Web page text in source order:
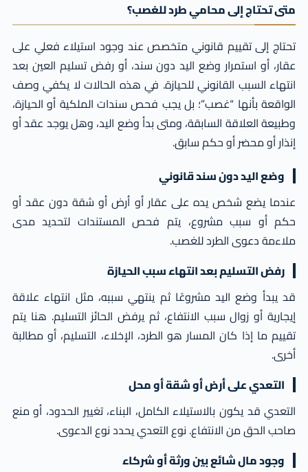
متى تحتاج إلى محامي طرد للغصب؟
تحتاج إلى تقييم قانوني متخصص عند وجود استيلاء فعلي على
عقار، أو استمرار وضع اليد دون سند، أو رفض تسليم العين بعد
انتهاء السبب القانوني للحيازة. في هذه الحالات لا يكفي وصف
الواقعة بأنها “غصب”؛ بل يجب فحص سندات الملكية أو الحيازة،
وطبيعة العلاقة السابقة، ومتى بدأ وضع اليد، وهل يوجد عقد أو
إنذار أو محضر أو حكم سابق.
وضع اليد دون سند قانوني
عندما يضع شخص يده على عقار أو أرض أو شقة دون عقد أو
حكم أو سبب مشروع، يتم فحص المستندات لتحديد مدى
ملاءمة دعوى الطرد للغصب.
رفض التسليم بعد انتهاء سبب الحيازة
قد يبدأ وضع اليد مشروعًا ثم ينتهي سببه، مثل انتهاء علاقة
إيجارية أو زوال سبب الانتفاع، ثم يرفض الحائز التسليم. هنا يتم
تقييم ما إذا كان المسار هو الطرد، الإخلاء، التسليم، أو مطالبة
أخرى.
التعدي على أرض أو شقة أو محل
التعدي قد يكون بالاستيلاء الكامل، البناء، تغيير الحدود، أو منع
صاحب الحق من الانتفاع. نوع التعدي يحدد نوع الدعوى.
وجود مال شائع بين ورثة أو شركاء